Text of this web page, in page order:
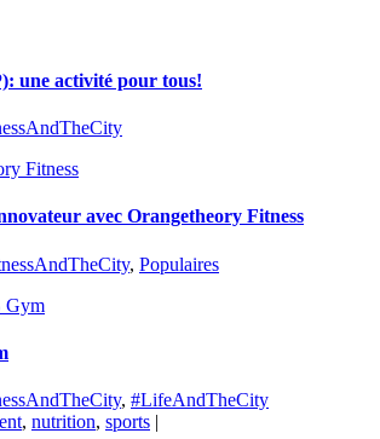
une activité pour tous!
avec Orangetheory Fitness
, Populaires
, #LifeAndTheCity
, nutrition, sports |